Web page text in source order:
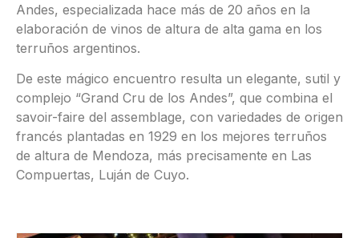
Andes, especializada hace más de 20 años en la
elaboración de vinos de altura de alta gama en los
terruños argentinos.
De este mágico encuentro resulta un elegante, sutil y
complejo “Grand Cru de los Andes”, que combina el
savoir-faire del assemblage, con variedades de origen
francés plantadas en 1929 en los mejores terruños
de altura de Mendoza, más precisamente en Las
Compuertas, Luján de Cuyo.